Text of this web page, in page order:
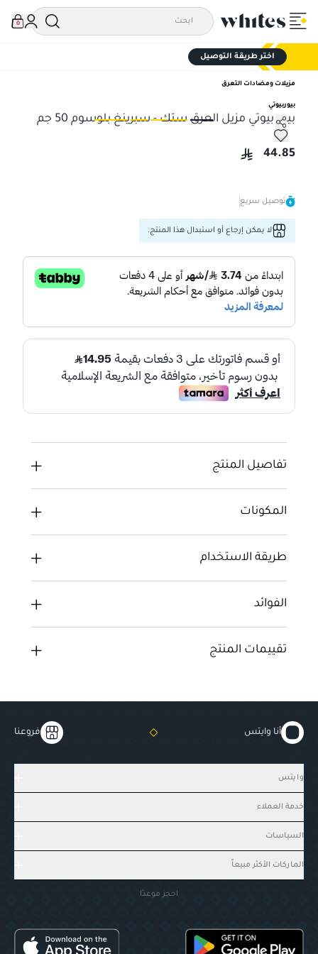
0
اختر طريقة التوصيل
مزيلات ومضادات التعرق
بيوربيوتي
بيور بيوتي مزيل العرق ستك - سبرينغ بلوسوم 50 جم
بيور بيوتي مزيل العرق ستك - سبرينغ بلوسوم 50 جم
44.85
توصيل سريع
لا يمكن إرجاع أو استبدال هذا المنتج.
تفاصيل المنتج
المكونات
طريقة الاستخدام
الفوائد
تقييمات المنتج
أنا وايتس فروعنا
وايتس
خدمة العملاء
السياسات
الماركات الأكثر مبيعاً
احجز موعدًا